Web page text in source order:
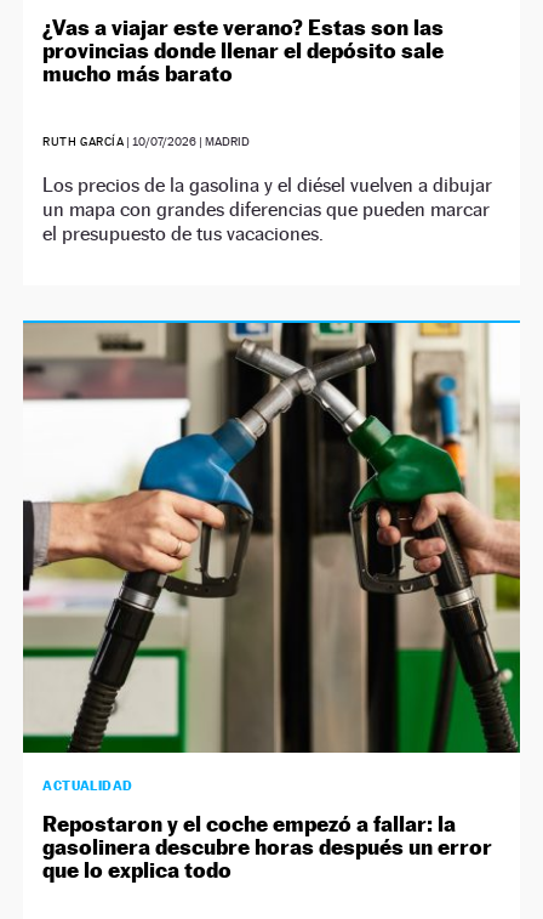
¿Vas a viajar este verano? Estas son las
provincias donde llenar el depósito sale
mucho más barato
RUTH GARCÍA | 10/07/2026 | MADRID
Los precios de la gasolina y el diésel vuelven a dibujar
un mapa con grandes diferencias que pueden marcar
el presupuesto de tus vacaciones.
ACTUALIDAD
Repostaron y el coche empezó a fallar: la
gasolinera descubre horas después un error
que lo explica todo